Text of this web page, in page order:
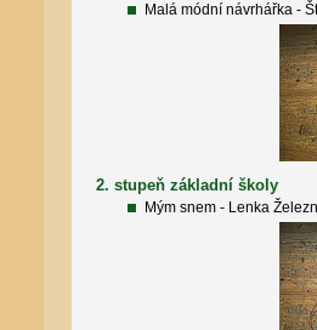
Malá módní návrhářka -
2. stupeň základní školy
Mým snem - Lenka